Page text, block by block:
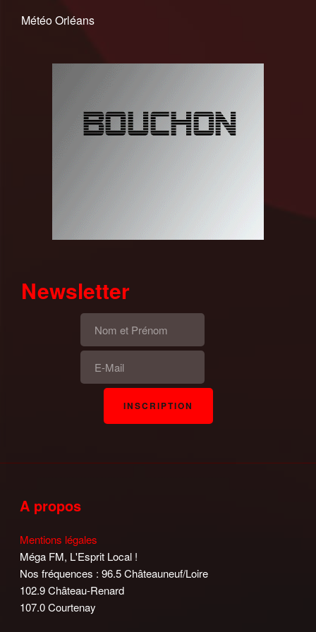
Météo Orléans
Newsletter
A propos
Mentions légales
Méga FM, L'Esprit Local !
Nos fréquences : 96.5 Châteauneuf/Loire
102.9 Château-Renard
107.0 Courtenay